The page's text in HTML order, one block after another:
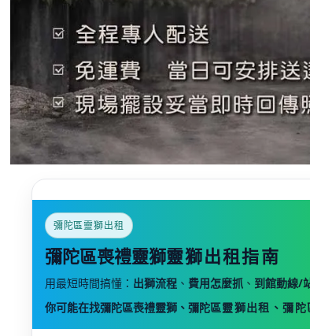
彌陀區靈獅出租
彌陀區喪禮靈獅靈獅出租指南
用最短時間搞懂： 出獅流程、 費用怎麼抓、 到館動線/
你可能在找彌陀區喪禮靈獅、彌陀區靈獅出租、彌陀